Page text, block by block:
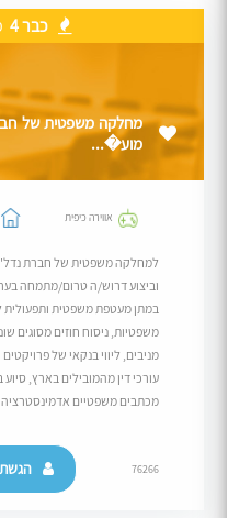
כבר 4
מחלקה משפטית של
מוע�...
אווירה כיפית
למחלקה משפטית של חברת נדל"ן
וביצוע דרוש/ה טרום/מתמחה
במתן מעטפת משפטית ותפעולית
משפטיות, ניסוח חוזים מסוגים
מניבים, ליווי בנקאי של
עורכי דין מהמובילים בארץ,
מכתבים משפטיים אדמינסטרציה
76266